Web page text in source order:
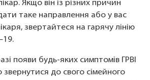
Якщо він із різних причин
таке направлення або у вас
звертайтеся на гарячу лінію
появи будь-яких симптомів ГРВІ
до свого сімейного